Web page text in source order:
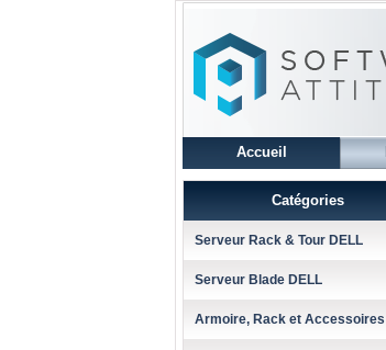
Accueil
Catégories
Serveur Rack & Tour DELL
Serveur Blade DELL
Armoire, Rack et Accessoires